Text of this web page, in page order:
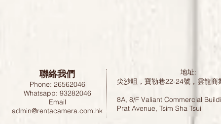
聯絡我們
Phone: 26562046
Whatsapp: 93282046
Email
admin@rentacamera.com.hk
地址:
尖沙咀，寶勒巷22-24號，雲龍
8A, 8/F Valiant Commercial
Prat Avenue, Tsim Sha Tsui